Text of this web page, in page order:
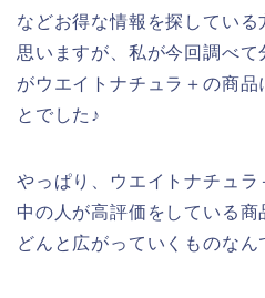
などお得な情報を探している
思いますが、私が今回調べて
がウエイトナチュラ＋の商品
とでした♪
やっぱり、ウエイトナチュ
中の人が高評価をしている
どんと広がっていくものなん